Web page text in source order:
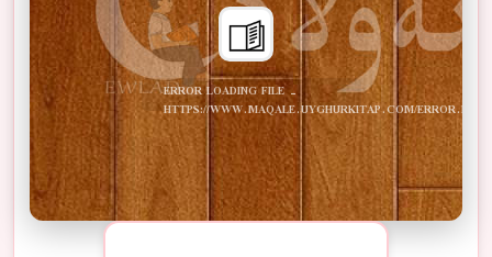
ERROR LOADING FILE -
HTTPS://WWW.MAQALE.UYGHURKITAP.COM/ERROR.PDF